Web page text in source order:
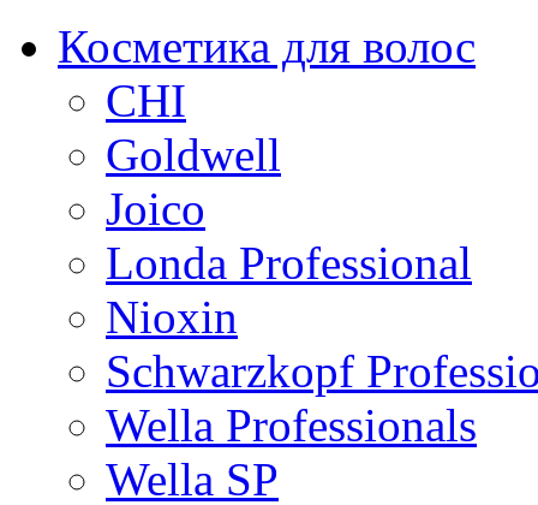
Косметика для волос
CHI
Goldwell
Joico
Londa Professional
Nioxin
Schwarzkopf
Wella Professionals
Wella SP